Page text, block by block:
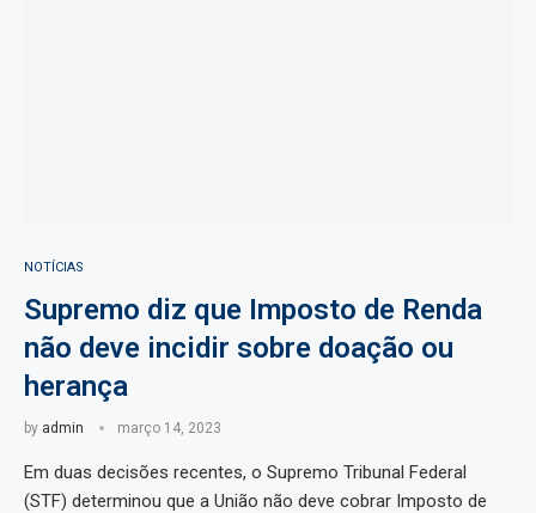
NOTÍCIAS
Supremo diz que Imposto de Renda
não deve incidir sobre doação ou
herança
by admin março 14, 2023
Em duas decisões recentes, o Supremo Tribunal Federal
(STF) determinou que a União não deve cobrar Imposto de